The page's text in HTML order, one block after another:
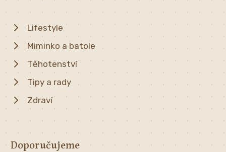
Lifestyle
Miminko a batole
Těhotenství
Tipy a rady
Zdraví
Doporučujeme